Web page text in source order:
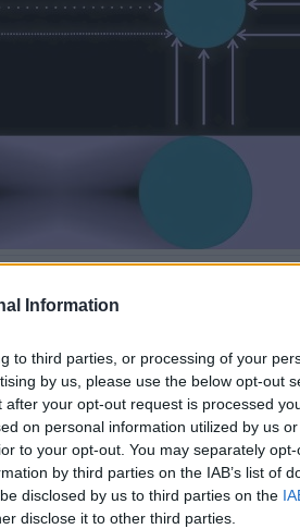
Information
to third parties, or processing of your
by us, please use the below opt-out
your opt-out request is processed
on personal information utilized by us
to your opt-out. You may separately
by third parties on the IAB’s list of
disclosed by us to third parties on the
disclose it to other third parties.
4652. évf. 2,6180339... szám
Szemináriumon szerzett Felkent
írta le tudományos igényességgel a piréz
széleskörűvé, amikor kimutatta és
Alapműként tartják számon az
fejlődéstörténetét bemutató tanulmányát.
ki a kapcsolatot Janus Pannonius és az
ábrázolássematikája között. Az
eredettörténetekre irányult.
zenészek tevékenységét, szakmai